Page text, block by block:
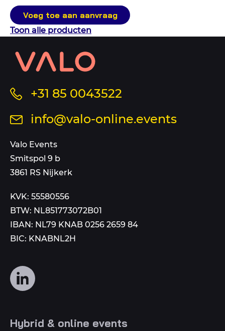
Voeg toe aan aanvraag
Toon alle producten
Contact
informatie
sitemap+31 85 0043522
op
Stuur
mail
aan
info@valo-online.events
Valo Events
Smitspol 9 b
3861 RS Nijkerk
KVK: 55580556
BTW: NL851773072B01
IBAN: NL79 KNAB 0256 2659 84
BIC: KNABNL2H
Volg
ons
media
Hybrid & online events